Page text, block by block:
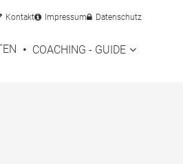
Kontakt Impressum Datenschutz
COACHING - GUIDE